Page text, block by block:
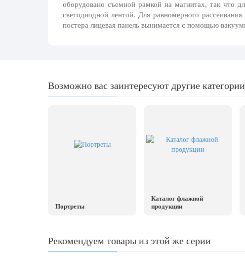
10 ноября, День сотрудника органов
внутренних дел РФ
13 ноября, День Войск РХБЗ
5 декабря, День начала
9 декабря, День Героев Отечества
Новогоднее оформление
19 января, Крещение Господне
оборудовано съемной рамкой на магнитах, так что
светодиодной лентой. Для равномерного
постера лицевая панель вынимается с помощью
Возможно вас заинтересуют другие категории
Портреты
Каталог флажной
продукции
Рекомендуем товары из этой же серии